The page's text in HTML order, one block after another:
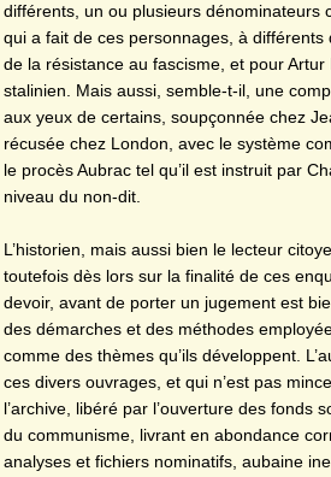
différents, un ou plusieurs dénominateurs
qui a fait de ces personnages, à
de la résistance au fascisme, et pour
stalinien. Mais aussi, semble-t-il, une
aux yeux de certains, soupçonnée chez
récusée chez London, avec le système
le procès Aubrac tel qu’il est instruit par
niveau du non-dit.
L’historien, mais aussi bien le lecteur
toutefois dès lors sur la finalité de ces
devoir, avant de porter un jugement est
des démarches et des méthodes
comme des thèmes qu’ils développent.
ces divers ouvrages, et qui n’est pas
l’archive, libéré par l’ouverture des fonds
du communisme, livrant en abondance
analyses et fichiers nominatifs, aubaine